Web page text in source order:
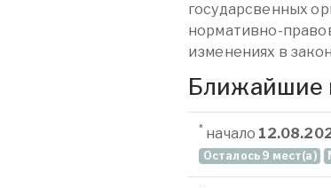
государсвенных
нормативно-
изменениях в
Ближайшие
* начало
Осталось 9 мест(а)